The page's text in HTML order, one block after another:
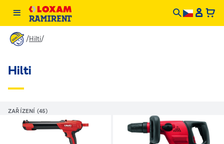
/Hilti/
Hilti
ZAŘÍZENÍ (45)